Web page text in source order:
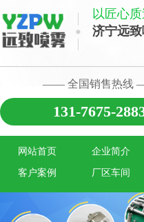
以匠心
济宁远
—— 全国销售热线
131-7675-
网站首页 企业简介
客户案例 厂区车间